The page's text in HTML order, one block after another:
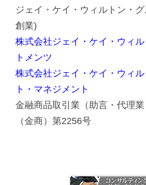
ジェイ・ケイ・ウィルトン・
創業)
株式会社ジェイ・ケイ・ウィ
トメンツ
株式会社ジェイ・ケイ・ウィ
ト・マネジメント
金融商品取引業（助言・代理
（金商）第2256号